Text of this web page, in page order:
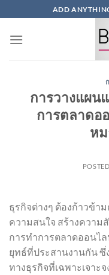
ไป
ADD
การวางแผน
การตลาดอ
ห
ธุรกิจต่างๆ ต้องก้าวข้า
ความสนใจ สร้างความ
การทำการตลาดออนไ
ยุทธ์ที่ประสานงานกัน ซึ่
ทางธุรกิจที่เฉพาะเจาะ